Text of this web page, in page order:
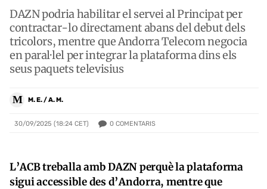
DAZN podria habilitar el servei al Principat per
contractar-lo directament abans del debut dels
tricolors, mentre que Andorra Telecom negocia
en paral·lel per integrar la plataforma dins els
seus paquets televisius
M M. E. / A. M.
30/09/2025 (18:24 CET) 0 COMENTARIS
L’ACB treballa amb DAZN perquè la plataforma
sigui accessible des d’Andorra, mentre que